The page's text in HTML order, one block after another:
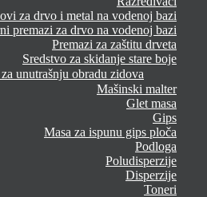
za drvo i metal na vodenoj bazi
premazi za drvo na vodenoj bazi
Premazi za zaštitu drveta
Sredstvo za skidanje stare boje
unutrašnju obradu zidova
Mašinski malter
Glet masa
Gips
Masa za ispunu gips ploča
Podloga
Poludisperzije
Disperzije
Toneri